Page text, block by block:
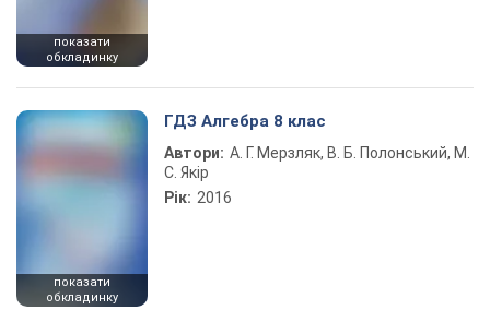
показати
обкладинку
показати
обкладинку
ГДЗ Алгебра 8 клас
Автори: А. Г. Мерзляк, В. Б. Полонський, М.
С. Якір
Рік: 2016